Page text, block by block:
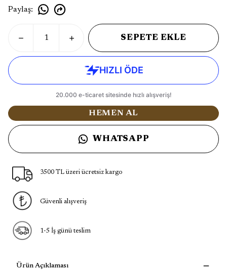
Paylaş:
SEPETE EKLE
HEMEN AL
WHATSAPP
3500 TL üzeri ücretsiz kargo
Güvenli alışveriş
1-5 İş günü teslim
Ürün Açıklaması